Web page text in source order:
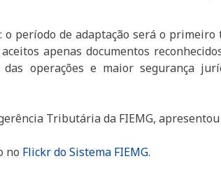
período de adaptação será o
apenas documentos
operações e maior segurança
Tributária da FIEMG,
no Flickr do Sistema FIEMG.